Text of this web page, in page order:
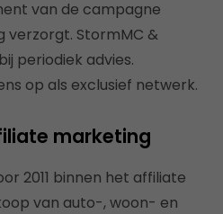
van de campagne
verzorgt. StormMC &
periodiek advies.
op als exclusief netwerk.
marketing
2011 binnen het affiliate
van auto-, woon- en